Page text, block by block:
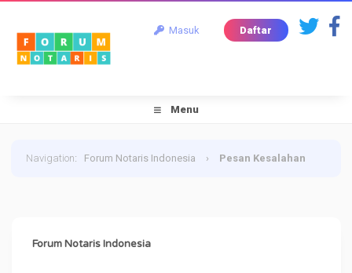
Masuk Daftar
Menu
Navigation: Forum Notaris Indonesia › Pesan Kesalahan
Forum Notaris Indonesia